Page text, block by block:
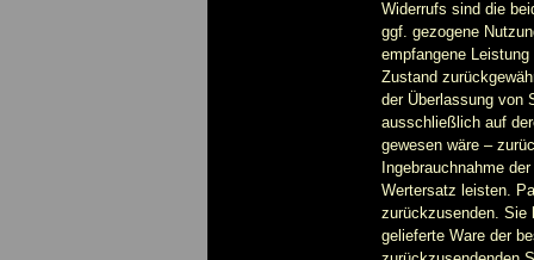
Widerrufs sind die
ggf. gezogene
empfangene
Zustand
der Überlassung von
ausschließlich auf
gewesen wäre –
Ingebrauchnahme
Wertersatz leisten.
zurückzusenden. Sie
gelieferte Ware der